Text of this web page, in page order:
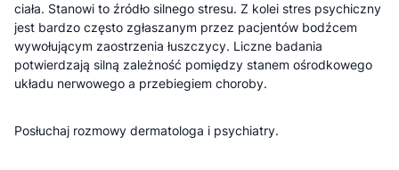
ciała. Stanowi to źródło silnego stresu. Z kolei stres psychiczny
jest bardzo często zgłaszanym przez pacjentów bodźcem
wywołującym zaostrzenia łuszczycy. Liczne badania
potwierdzają silną zależność pomiędzy stanem ośrodkowego
układu nerwowego a przebiegiem choroby.
Posłuchaj rozmowy dermatologa i psychiatry.